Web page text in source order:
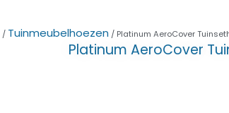
/ Tuinmeubelhoezen / Platinum AeroCover
Platinum AeroCover